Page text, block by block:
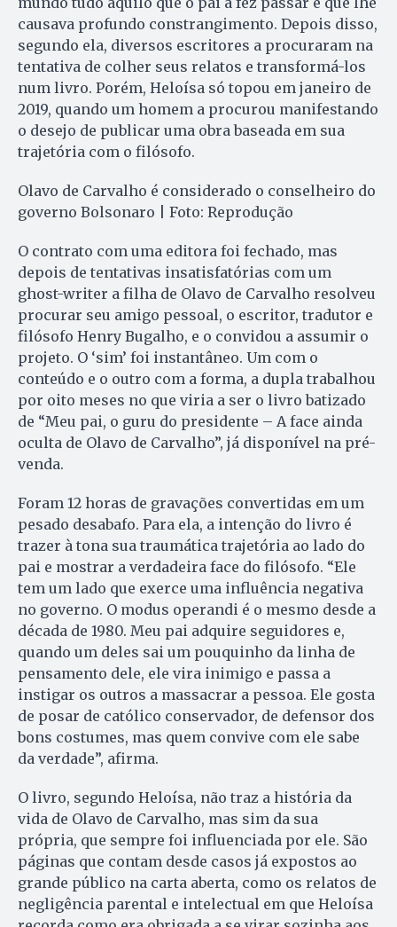
causava profundo constrangimento. Depois disso,
segundo ela, diversos escritores a procuraram na
tentativa de colher seus relatos e transformá-los
num livro. Porém, Heloísa só topou em janeiro de
2019, quando um homem a procurou manifestando
o desejo de publicar uma obra baseada em sua
trajetória com o filósofo.
Olavo de Carvalho é considerado o conselheiro do
governo Bolsonaro | Foto: Reprodução
O contrato com uma editora foi fechado, mas
depois de tentativas insatisfatórias com um
ghost-writer a filha de Olavo de Carvalho resolveu
procurar seu amigo pessoal, o escritor, tradutor e
filósofo Henry Bugalho, e o convidou a assumir o
projeto. O ‘sim’ foi instantâneo. Um com o
conteúdo e o outro com a forma, a dupla trabalhou
por oito meses no que viria a ser o livro batizado
de “Meu pai, o guru do presidente – A face ainda
oculta de Olavo de Carvalho”, já disponível na pré-
venda.
Foram 12 horas de gravações convertidas em um
pesado desabafo. Para ela, a intenção do livro é
trazer à tona sua traumática trajetória ao lado do
pai e mostrar a verdadeira face do filósofo. “Ele
tem um lado que exerce uma influência negativa
no governo. O modus operandi é o mesmo desde a
década de 1980. Meu pai adquire seguidores e,
quando um deles sai um pouquinho da linha de
pensamento dele, ele vira inimigo e passa a
instigar os outros a massacrar a pessoa. Ele gosta
de posar de católico conservador, de defensor dos
bons costumes, mas quem convive com ele sabe
da verdade”, afirma.
O livro, segundo Heloísa, não traz a história da
vida de Olavo de Carvalho, mas sim da sua
própria, que sempre foi influenciada por ele. São
páginas que contam desde casos já expostos ao
grande público na carta aberta, como os relatos de
negligência parental e intelectual em que Heloísa